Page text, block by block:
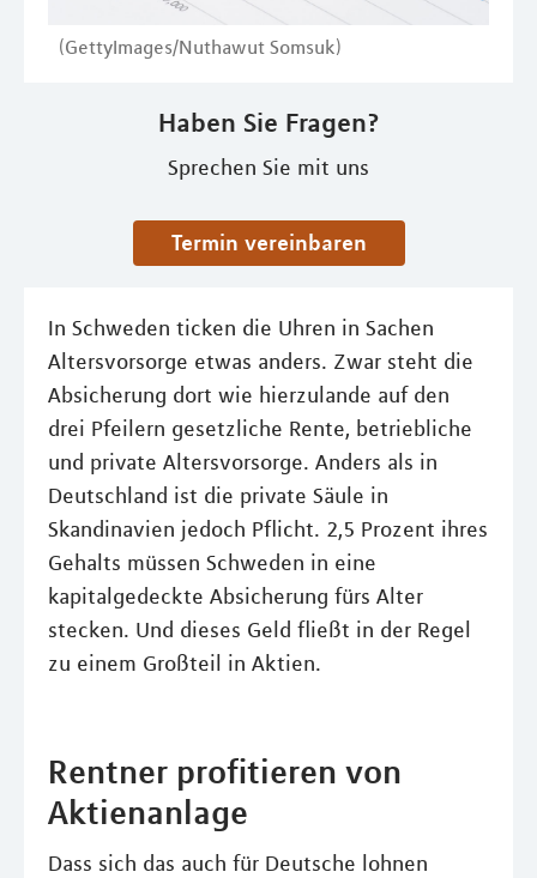
(GettyImages/Nuthawut Somsuk)
Haben Sie Fragen?
Sprechen Sie mit uns
Termin vereinbaren
In Schweden ticken die Uhren in Sachen
Altersvorsorge etwas anders. Zwar steht die
Absicherung dort wie hierzulande auf den
drei Pfeilern gesetzliche Rente, betriebliche
und private Altersvorsorge. Anders als in
Deutschland ist die private Säule in
Skandinavien jedoch Pflicht. 2,5 Prozent ihres
Gehalts müssen Schweden in eine
kapitalgedeckte Absicherung fürs Alter
stecken. Und dieses Geld fließt in der Regel
zu einem Großteil in Aktien.
Rentner profitieren von
Aktienanlage
Dass sich das auch für Deutsche lohnen